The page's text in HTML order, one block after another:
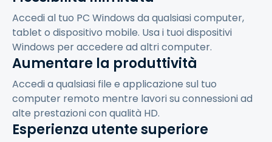
Accedi al tuo PC Windows da qualsiasi computer,
tablet o dispositivo mobile. Usa i tuoi dispositivi
Windows per accedere ad altri computer.
Aumentare la produttività
Accedi a qualsiasi file e applicazione sul tuo
computer remoto mentre lavori su connessioni ad
alte prestazioni con qualità HD.
Esperienza utente superiore